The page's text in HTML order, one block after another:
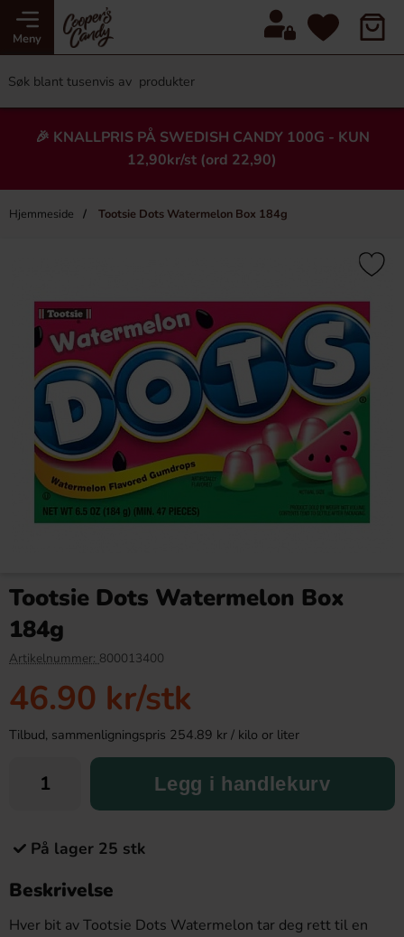
Meny
🎉 KNALLPRIS PÅ SWEDISH CANDY 100G - KUN
12,90kr/st (ord 22,90)
Hjemmeside Tootsie Dots Watermelon Box 184g
×
120g
Köp
Tootsie Dots Watermelon Box
184g
Artikelnummer: 800013400
46.90 kr/stk
Tilbud, sammenligningspris 254.89 kr / kilo or liter
Legg i handlekurv
På lager 25 stk
Beskrivelse
Hver bit av Tootsie Dots Watermelon tar deg rett til en